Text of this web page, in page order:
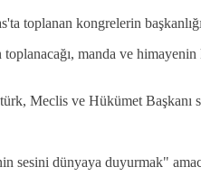
toplanan kongrelerin
manda ve himayenin
Meclis ve Hükümet Başkanı
sesini dünyaya duyurmak"